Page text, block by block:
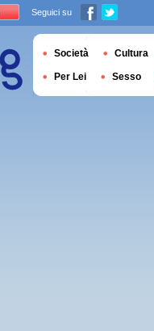
Seguici su
Società Cultura
Per Lei Sesso